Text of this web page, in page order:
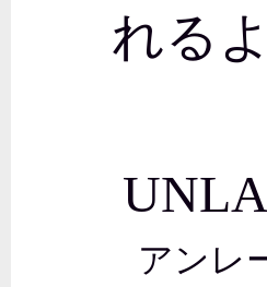
れる
アンレ